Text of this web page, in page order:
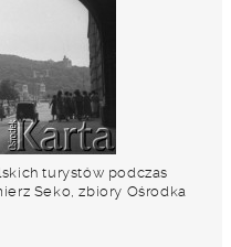
turystów podczas
Seko, zbiory Ośrodka